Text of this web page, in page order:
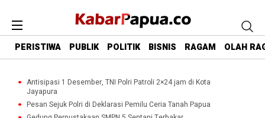
PERISTIWA PUBLIK POLITIK BISNIS RAGAM OLAH
Antisipasi 1 Desember, TNI Polri Patroli 2×24 jam di Kota
Jayapura
Pesan Sejuk Polri di Deklarasi Pemilu Ceria Tanah Papua